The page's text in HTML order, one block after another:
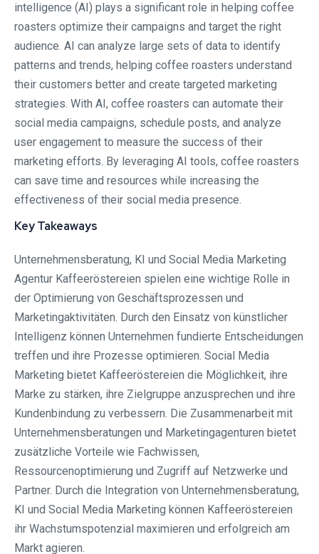
intelligence (AI) plays a significant role in helping coffee
roasters optimize their campaigns and target the right
audience. AI can analyze large sets of data to identify
patterns and trends, helping coffee roasters understand
their customers better and create targeted marketing
strategies. With AI, coffee roasters can automate their
social media campaigns, schedule posts, and analyze
user engagement to measure the success of their
marketing efforts. By leveraging AI tools, coffee roasters
can save time and resources while increasing the
effectiveness of their social media presence.
Key Takeaways
Unternehmensberatung, KI und Social Media Marketing
Agentur Kaffeeröstereien spielen eine wichtige Rolle in
der Optimierung von Geschäftsprozessen und
Marketingaktivitäten. Durch den Einsatz von künstlicher
Intelligenz können Unternehmen fundierte Entscheidungen
treffen und ihre Prozesse optimieren. Social Media
Marketing bietet Kaffeeröstereien die Möglichkeit, ihre
Marke zu stärken, ihre Zielgruppe anzusprechen und ihre
Kundenbindung zu verbessern. Die Zusammenarbeit mit
Unternehmensberatungen und Marketingagenturen bietet
zusätzliche Vorteile wie Fachwissen,
Ressourcenoptimierung und Zugriff auf Netzwerke und
Partner. Durch die Integration von Unternehmensberatung,
KI und Social Media Marketing können Kaffeeröstereien
ihr Wachstumspotenzial maximieren und erfolgreich am
Markt agieren.